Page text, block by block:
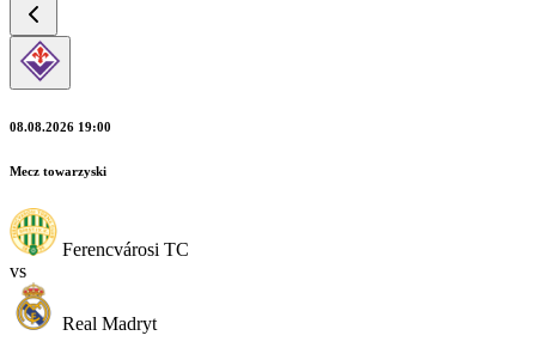
08.08.2026 19:00
Mecz towarzyski
Ferencvárosi TC
vs
Real Madryt